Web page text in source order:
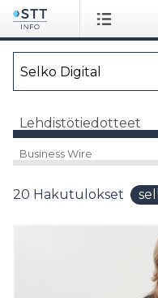
Lehdistötiedotteet
Business Wire
20 Hakutulokset